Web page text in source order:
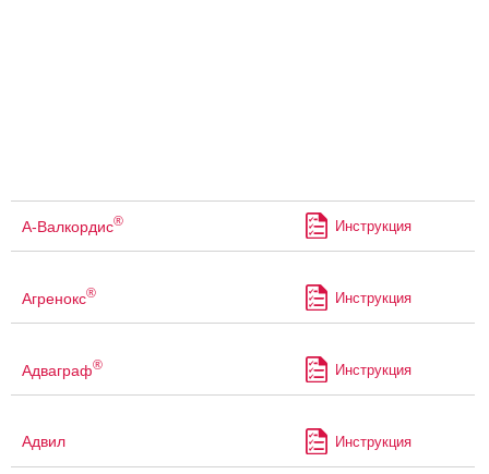
А-Валкордис® Инструкция
Агренокс® Инструкция
Адваграф® Инструкция
Адвил Инструкция